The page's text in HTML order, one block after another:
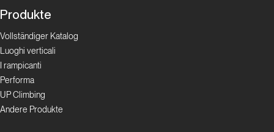
Blausee:
estivo in
Svizzera
al di là
delle
mete più
Produkte
Vollständiger Katalog
Luoghi verticali
I rampicanti
Performa
UP Climbing
Andere Produkte